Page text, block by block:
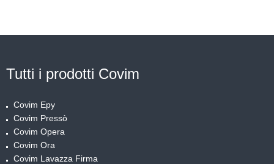
Tutti i prodotti Covim
Covim Epy
Covim Pressò
Covim Opera
Covim Ora
Covim Lavazza Firma